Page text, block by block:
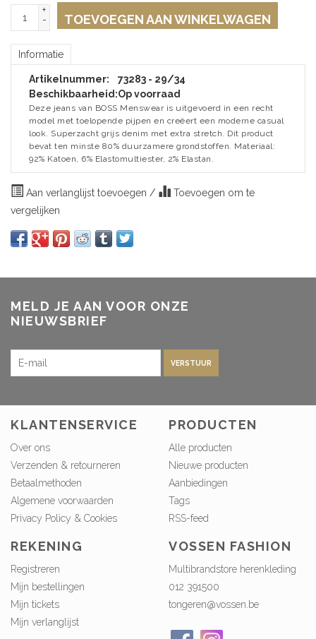
+
-
TOEVOEGEN AAN WINKELWAGEN
Informatie
Artikelnummer:
73283 - 29/34
Beschikbaarheid:Op voorraad
Deze jeans van BOSS Menswear is uitgevoerd in een recht
model met toelopende pijpen en creëert een moderne casual
look. Superzacht grijs denim met extra stretch. Dit product
bevat ten minste 80% duurzamere grondstoffen. Materiaal:
92% Katoen, 6% Elastomultiester, 2% Elastan.
Aan verlanglijst toevoegen /
Toevoegen om te
vergelijken
MELD JE AAN VOOR ONZE
NIEUWSBRIEF
VERSTUUR
KLANTENSERVICE
Over ons
Verzenden & retourneren
Betaalmethoden
Algemene voorwaarden
Privacy Policy & Cookies
PRODUCTEN
Alle producten
Nieuwe producten
Aanbiedingen
Tags
RSS-feed
REKENING
Registreren
Mijn bestellingen
Mijn tickets
Mijn verlanglijst
VOSSEN FASHION
Multibrandstore herenkleding
012 391500
tongeren@vossen.be